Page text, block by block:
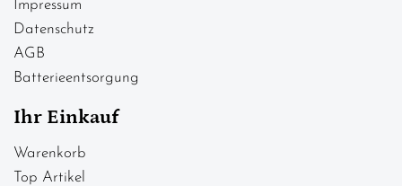
Impressum
Datenschutz
AGB
Batterieentsorgung
Ihr Einkauf
Warenkorb
Top Artikel